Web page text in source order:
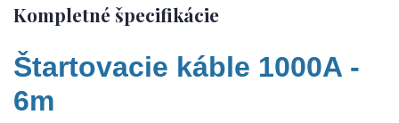
Kompletné špecifikácie
Štartovacie káble 1000A -
6m